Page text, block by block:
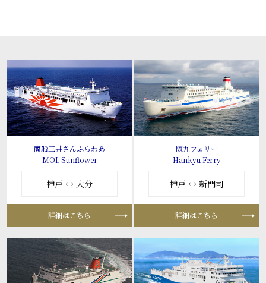
商船三井さんふらわあ
MOL Sunflower
神戸 ↔ 大分
詳細はこちら
阪九フェリー
Hankyu Ferry
神戸 ↔ 新門司
詳細はこちら